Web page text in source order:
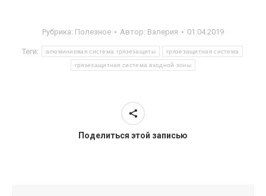
Рубрика: Полезное Автор: Валерия 01.04.2019
Теги: алюминиевая система грязезащиты грязезащитная система
грязезащитная система входной зоны
Поделиться этой записью